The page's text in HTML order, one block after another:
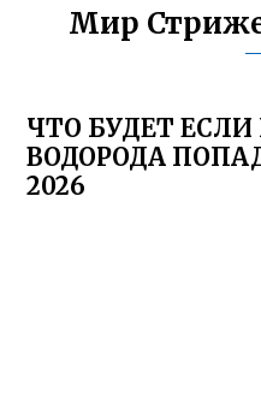
Мир
ЧТО БУДЕТ ЕСЛИ
ВОДОРОДА
2026